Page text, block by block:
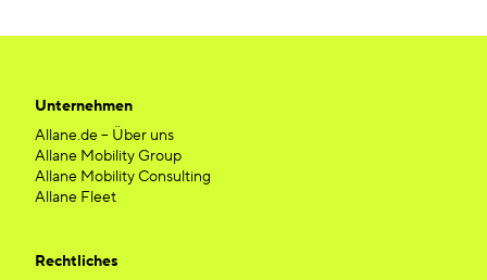
Unternehmen
Allane.de – Über uns
Allane Mobility Group
Allane Mobility Consulting
Allane Fleet
Rechtliches